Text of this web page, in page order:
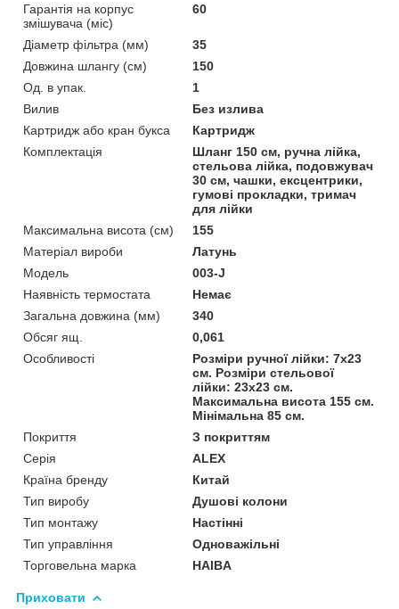
Гарантія на корпус
змішувача (міс)
60
Діаметр фільтра (мм)
35
Довжина шлангу (см)
150
Од. в упак.
1
Вилив
Без излива
Картридж або кран букса
Картридж
Комплектація
Шланг 150 см, ручна лійка,
стельова лійка, подовжувач
30 см, чашки, ексцентрики,
гумові прокладки, тримач
для лійки
Максимальна висота (см)
155
Матеріал вироби
Латунь
Мoдель
003-J
Наявність термостата
Немає
Загальна довжина (мм)
340
Обсяг ящ.
0,061
Особливості
Розміри ручної лійки: 7х23
см. Розміри стельової
лійки: 23х23 см.
Максимальна висота 155 см.
Мінімальна 85 см.
Покриття
З покриттям
Серія
ALEX
Країна бренду
Китай
Тип виробу
Душові колони
Тип монтажу
Настінні
Тип управління
Одноважільні
Торговельна марка
HAIBA
Приховати